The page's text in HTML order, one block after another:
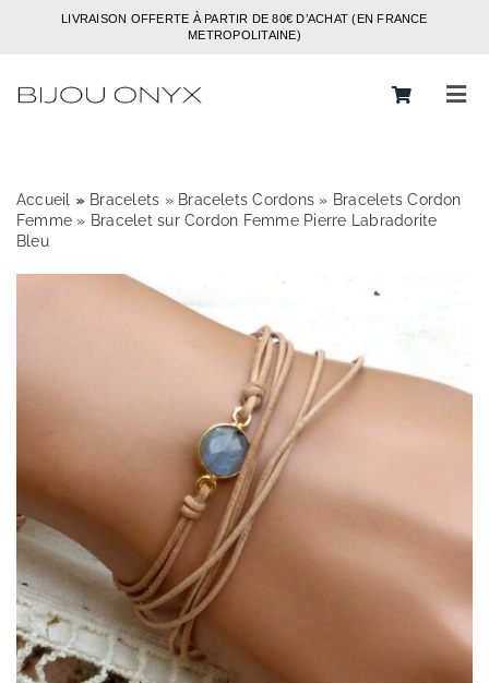
LIVRAISON OFFERTE À PARTIR DE 80€ D’ACHAT (EN FRANCE
METROPOLITAINE)
Bijoux
Boucles d’oreilles
Colliers
COLLECTIONS DE BIJOUX
Idées Cadeaux
NOUVEAUTES
Accueil »
» Bracelets » Bracelets Cordons » Bracelets Cordon
Femme » Bracelet sur Cordon Femme Pierre Labradorite
Bleu